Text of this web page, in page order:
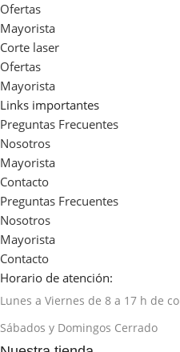
Ofertas
Mayorista
Corte laser
Ofertas
Mayorista
Links importantes
Preguntas Frecuentes
Nosotros
Mayorista
Contacto
Preguntas Frecuentes
Nosotros
Mayorista
Contacto
Horario de atención:
Lunes a Viernes de 8 a 17 h de
Sábados y Domingos Cerrado